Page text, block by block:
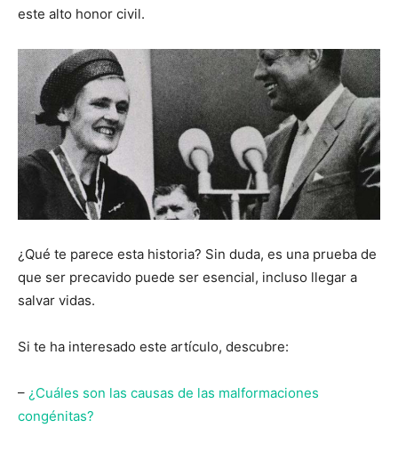
este alto honor civil.
¿Qué te parece esta historia? Sin duda, es una prueba de
que ser precavido puede ser esencial, incluso llegar a
salvar vidas.
Si te ha interesado este artículo, descubre:
– ¿Cuáles son las causas de las malformaciones
congénitas?